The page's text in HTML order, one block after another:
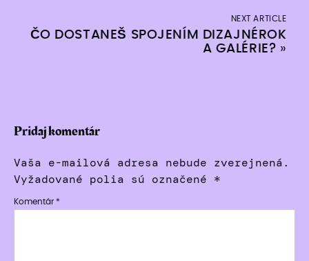
NEXT ARTICLE
ČO DOSTANEŠ SPOJENÍM DIZAJNÉROK
A GALÉRIE? »
Pridaj komentár
Vaša e-mailová adresa nebude zverejnená.
Vyžadované polia sú označené *
Komentár *